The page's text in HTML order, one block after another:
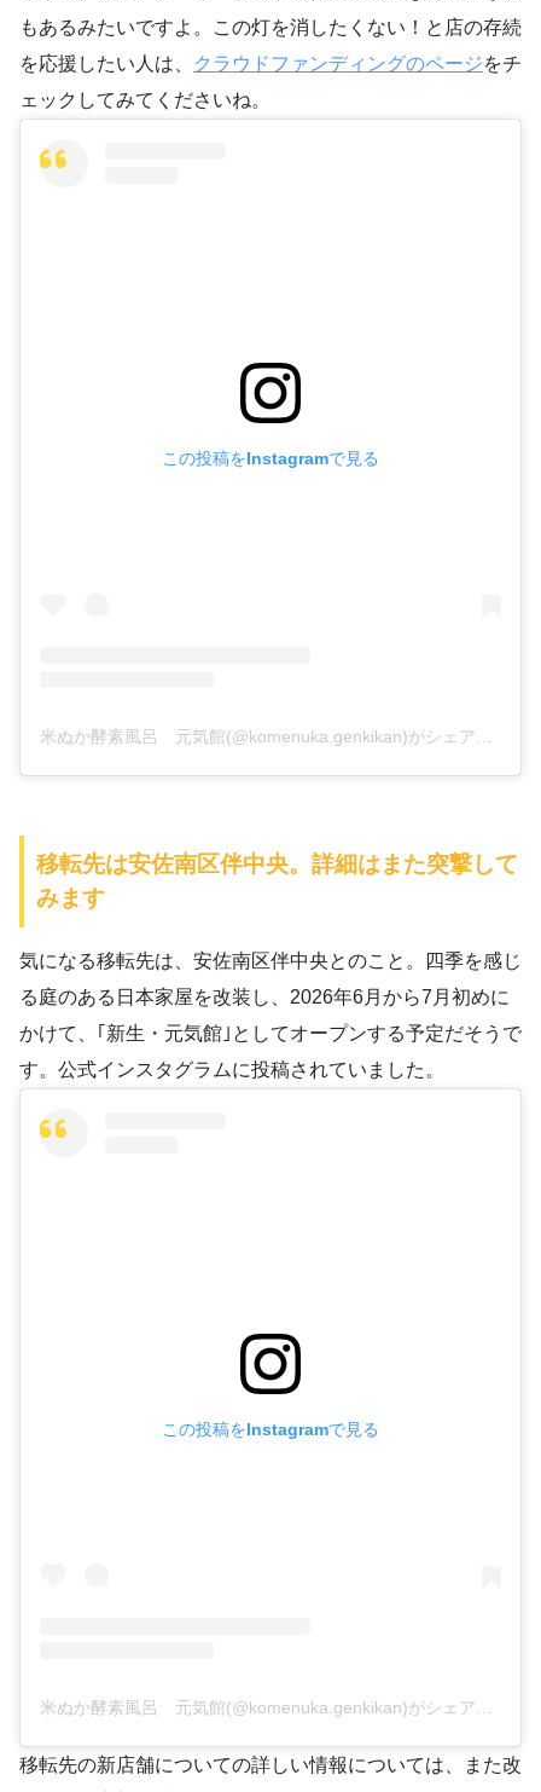
もあるみたいですよ。この灯を消したくない！と店の存続
を応援したい人は、
クラウドファンディングのページをチ
ェックしてみてくださいね。
この投稿をInstagramで見る
移転先は安佐南区伴中央。詳細はまた突撃して
みます
気になる移転先は、安佐南区伴中央とのこと。四季を感じ
る庭のある日本家屋を改装し、2026年6月から7月初めに
かけて、｢新生・元気館｣としてオープンする予定だそうで
す。公式インスタグラムに投稿されていました。
この投稿をInstagramで見る
移転先の新店舗についての詳しい情報については、また改